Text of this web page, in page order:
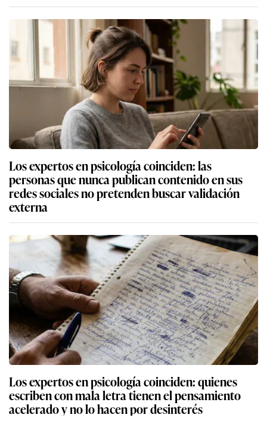
Los expertos en psicología coinciden: las
personas que nunca publican contenido en sus
redes sociales no pretenden buscar validación
externa
Los expertos en psicología coinciden: quienes
escriben con mala letra tienen el pensamiento
acelerado y no lo hacen por desinterés